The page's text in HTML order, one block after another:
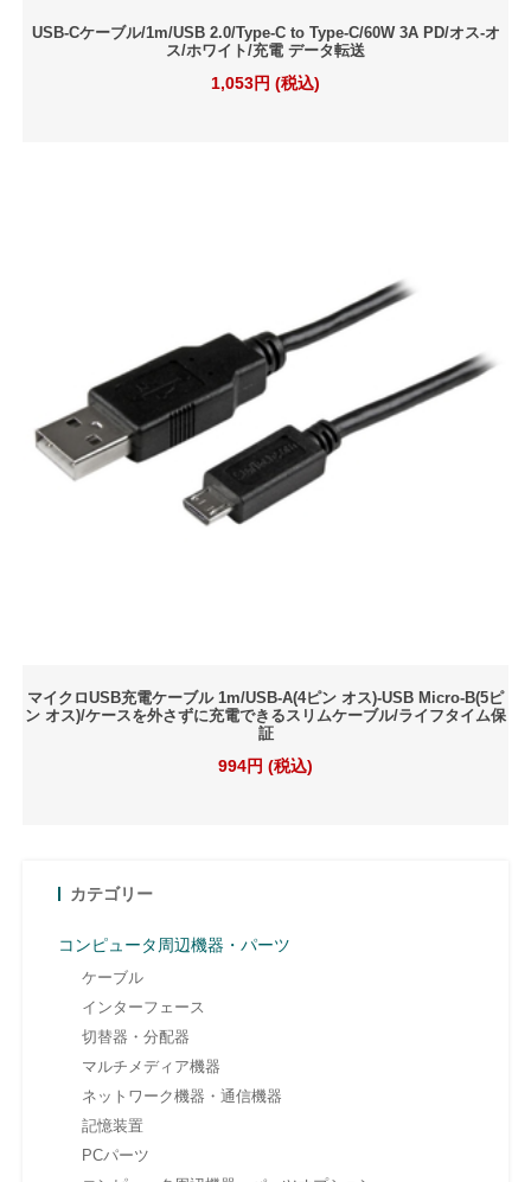
USB-Cケーブル/1m/USB 2.0/Type-C to Type-C/60W 3A PD/オス-オ
ス/ホワイト/充電 データ転送
1,053円 (税込)
マイクロUSB充電ケーブル 1m/USB-A(4ピン オス)-USB Micro-B(5ピ
ン オス)/ケースを外さずに充電できるスリムケーブル/ライフタイム保
証
994円 (税込)
カテゴリー
コンピュータ周辺機器・パーツ
ケーブル
インターフェース
切替器・分配器
マルチメディア機器
ネットワーク機器・通信機器
記憶装置
PCパーツ